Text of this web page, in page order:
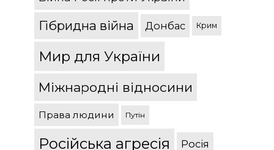
Гібридна війна Донбас Крим
Мир для України
Міжнародні відносини
Права людини Путін
Російська агресія Росія